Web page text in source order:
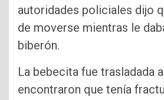
autoridades policiales dijo
de moverse mientras le
biberón.
La bebecita fue trasladada
encontraron que tenía